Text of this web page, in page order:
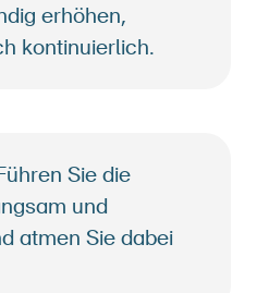
erhöhen,
kontinuierlich.
Sie die
und
atmen Sie dabei